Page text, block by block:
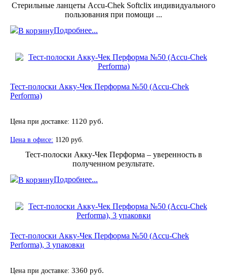
Стерильные ланцеты Accu-Chek Softclix индивидуального
пользования при помощи ...
В корзинуПодробнее...
Тест-полоски Акку-Чек Перформа №50 (Accu-Chek
Performa)
Цена при доставке: 1120 руб.
Цена в офисе: 1120 руб.
Тест-полоски Акку-Чек Перформа – уверенность в
полученном результате.
В корзинуПодробнее...
Тест-полоски Акку-Чек Перформа №50 (Accu-Chek
Performa), 3 упаковки
Цена при доставке: 3360 руб.